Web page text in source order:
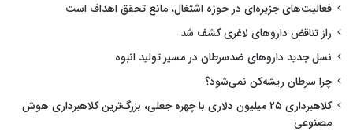
فعالیت‌های جزیره‌ای در حوزه اشتغال، مانع تحقق اهداف است
راز تناقض داروهای لاغری کشف شد
نسل جدید داروهای ضدسرطان در مسیر تولید انبوه
چرا سرطان ریشه‌کن نمی‌شود؟
کلاهبرداری ۲۵ میلیون دلاری با چهره جعلی، بزرگ‌ترین کلاهبرداری هوش
مصنوعی